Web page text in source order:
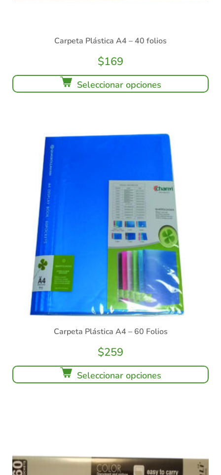
Carpeta Plástica A4 – 40 folios
$169
Seleccionar opciones
Carpeta Plástica A4 – 60 Folios
$259
Seleccionar opciones